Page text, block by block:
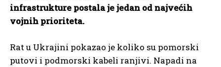
infrastrukture postala je jedan od najvećih
vojnih prioriteta.
Rat u Ukrajini pokazao je koliko su pomorski
putovi i podmorski kabeli ranjivi. Napadi na